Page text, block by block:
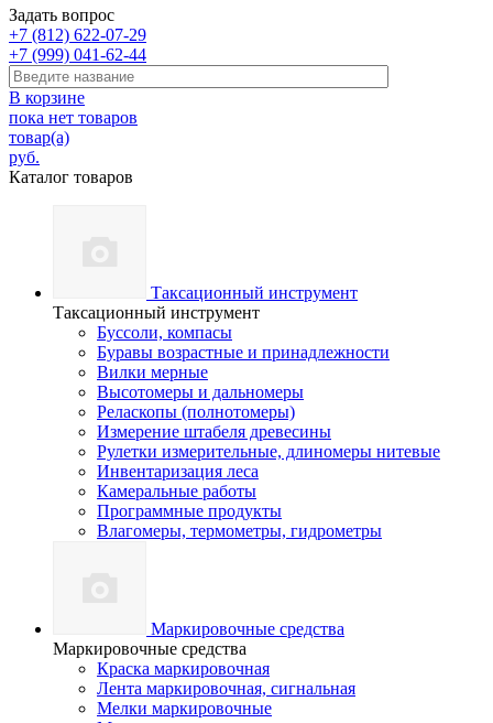
Задать вопрос
+7 (812) 622-07-29
+7 (999) 041-62-44
В корзине
пока нет товаров
товар(а)
руб.
Каталог товаров
Таксационный инструмент
Таксационный инструмент
Буссоли, компасы
Буравы возрастные и принадлежности
Вилки мерные
Высотомеры и дальномеры
Реласкопы (полнотомеры)
Измерение штабеля древесины
Рулетки измерительные, длиномеры нитевые
Инвентаризация леса
Камеральные работы
Программные продукты
Влагомеры, термометры, гидрометры
Маркировочные средства
Маркировочные средства
Краска маркировочная
Лента маркировочная, сигнальная
Мелки маркировочные